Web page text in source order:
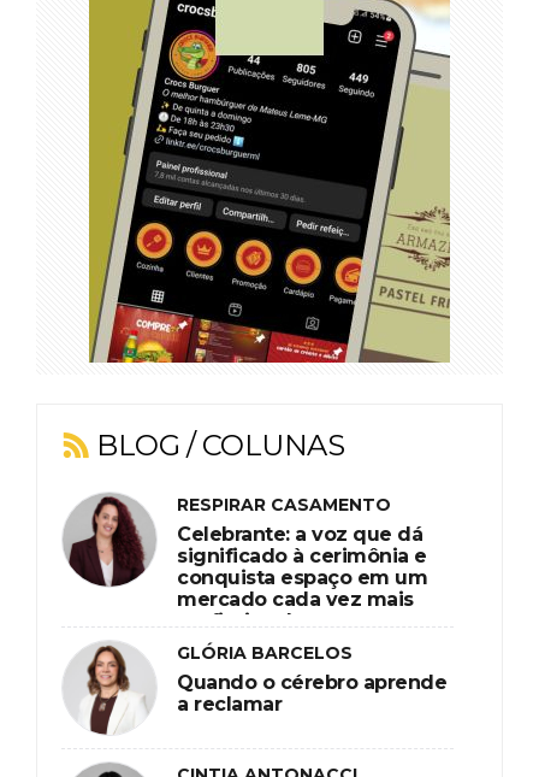
BLOG / COLUNAS
RESPIRAR CASAMENTO
Celebrante: a voz que dá
significado à cerimônia e
conquista espaço em um
mercado cada vez mais
profissional
GLÓRIA BARCELOS
Quando o cérebro aprende
a reclamar